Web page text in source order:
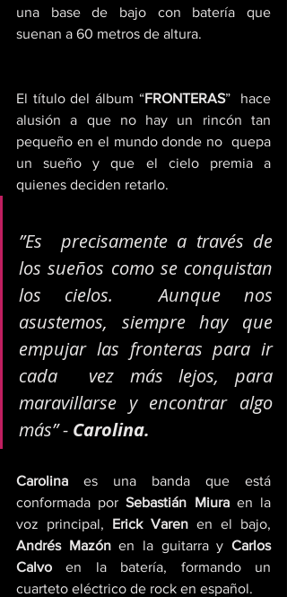
una base de bajo con batería que
suenan a 60 metros de altura.
El título del álbum “FRONTERAS”  hace
alusión a que no hay un rincón tan
pequeño en el mundo donde no  quepa
un sueño y que el cielo premia a
quienes deciden retarlo.
”Es  precisamente a través de
los sueños como se conquistan
los cielos.  Aunque nos
asustemos, siempre hay que
empujar las fronteras para ir
cada  vez más lejos, para
maravillarse y encontrar algo
más” - Carolina.
Carolina es una banda que está
conformada por Sebastián Miura en la
voz principal, Erick Varen
Andrés Mazón en la guitarra y Carlos
Calvo en la batería, formando un
cuarteto eléctrico de rock en español.